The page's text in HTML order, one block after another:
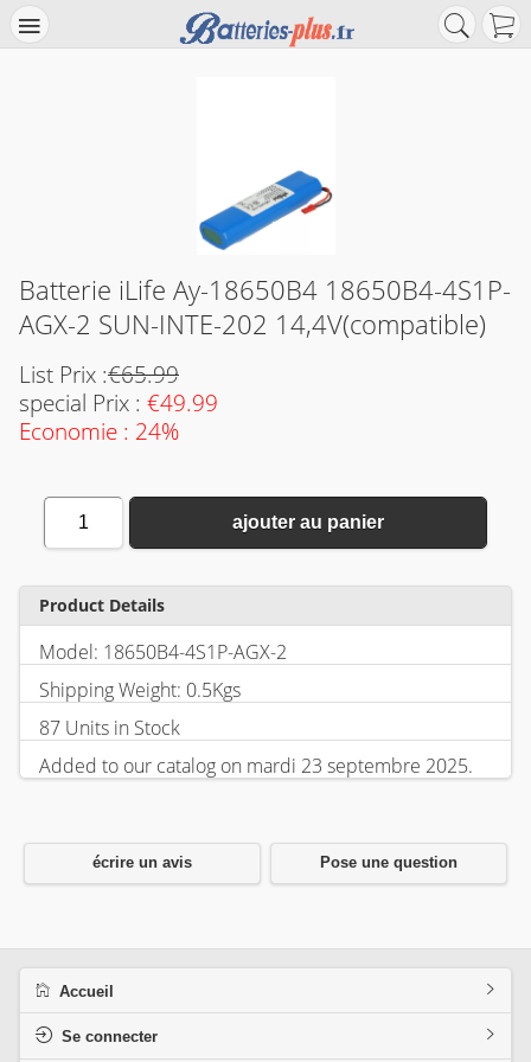
Batterie iLife Ay-18650B4 18650B4-4S1P-
AGX-2 SUN-INTE-202 14,4V(compatible)
List Prix :€65.99
special Prix : €49.99
Economie : 24%
1 ajouter au panier
Product Details
Model: 18650B4-4S1P-AGX-2
Shipping Weight: 0.5Kgs
87 Units in Stock
Added to our catalog on mardi 23 septembre 2025.
écrire un avis Pose une question
Accueil
Se connecter